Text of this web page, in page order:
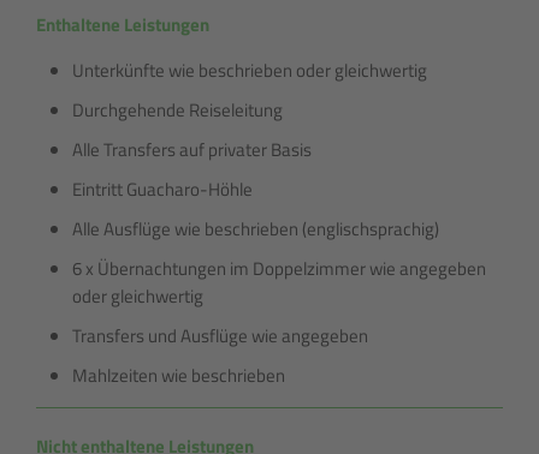
Enthaltene Leistungen
Unterkünfte wie beschrieben oder gleichwertig
Durchgehende Reiseleitung
Alle Transfers auf privater Basis
Eintritt Guacharo-Höhle
Alle Ausflüge wie beschrieben (englischsprachig)
6 x Übernachtungen im Doppelzimmer wie angegeben
oder gleichwertig
Transfers und Ausflüge wie angegeben
Mahlzeiten wie beschrieben
Nicht enthaltene Leistungen